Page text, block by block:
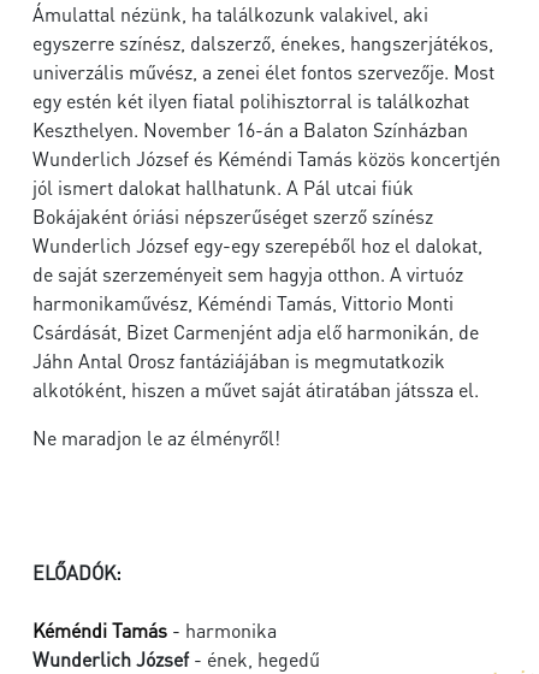
Ámulattal nézünk, ha találkozunk valakivel, aki
egyszerre színész, dalszerző, énekes, hangszerjátékos,
univerzális művész, a zenei élet fontos szervezője. Most
egy estén két ilyen fiatal polihisztorral is találkozhat
Keszthelyen. November 16-án a Balaton Színházban
Wunderlich József és Kéméndi Tamás közös koncertjén
jól ismert dalokat hallhatunk. A Pál utcai fiúk
Bokájaként óriási népszerűséget szerző színész
Wunderlich József egy-egy szerepéből hoz el dalokat,
de saját szerzeményeit sem hagyja otthon. A virtuóz
harmonikaművész, Kéméndi Tamás, Vittorio Monti
Csárdását, Bizet Carmenjént adja elő harmonikán, de
Jáhn Antal Orosz fantáziájában is megmutatkozik
alkotóként, hiszen a művet saját átiratában játssza el.
Ne maradjon le az élményről!
ELŐADÓK:
Kéméndi Tamás - harmonika
Wunderlich József- ének, hegedű